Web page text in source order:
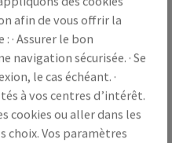
Guide des quantités
afin de vous offrir la
· Assurer le bon
navigation sécurisée. · Se
le cas échéant. ·
à vos centres d’intérêt.
cookies ou aller dans les
choix. Vos paramètres